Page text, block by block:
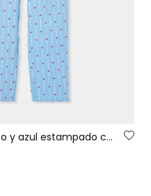
Pijama niña blanco y azul estampado corazones